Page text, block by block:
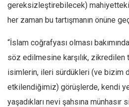
İslam Dünyası
Amerika
Avustralya
Tarih
Düşünce
Dosyalar
gereksizleştirebilecek) mahiyetteki
her zaman bu tartışmanın önüne
“İslam coğrafyası olması
söz edilmesine karşılık, zikredilen
isimlerin, ileri sürdükleri (ve bizim
etkilendiğimiz) görüşlerde, kendi
yaşadıkları nevi şahsına münhasır